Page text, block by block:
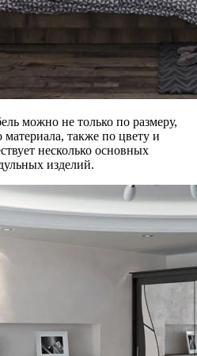
можно не только по размеру,
также по цвету и
несколько основных
изделий.